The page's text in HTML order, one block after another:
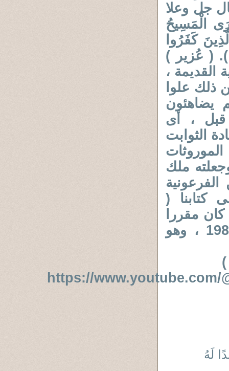
جل وعلا
الْمَسِيحُ
كَفَرُوا
يُؤْفَكُونَ (30) التوبة ). ( عُزير )
القديمة ،
ذلك علوا
يضاهئون
قبل ، أى
الثوابت
ملك
كتابنا (
مقررا
على قسم التاريخ فى جامعة الأزهر عام 1984 ، وهو
https://www.youtube.com/
لَهُ